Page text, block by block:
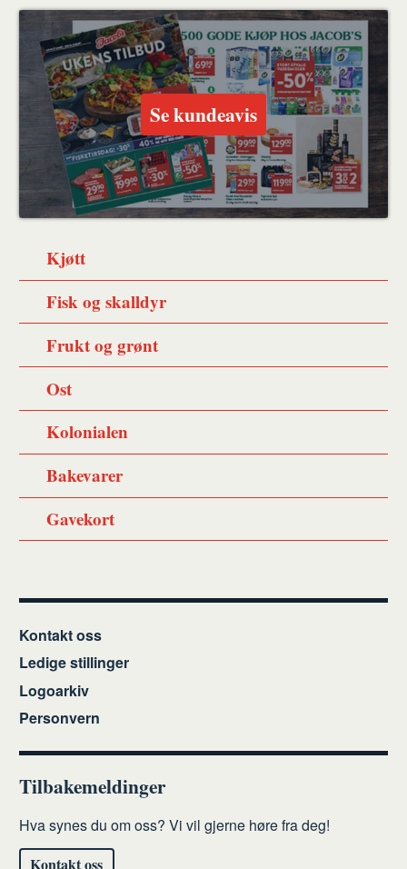
på
Facebook
på
Twitter
ut en
venn
Se kundeavis
Kjøtt
Fisk og skalldyr
Frukt og grønt
Ost
Kolonialen
Bakevarer
Gavekort
Kontakt oss
Ledige stillinger
Logoarkiv
Personvern
Tilbakemeldinger
Hva synes du om oss? Vi vil gjerne høre fra deg!
Kontakt oss